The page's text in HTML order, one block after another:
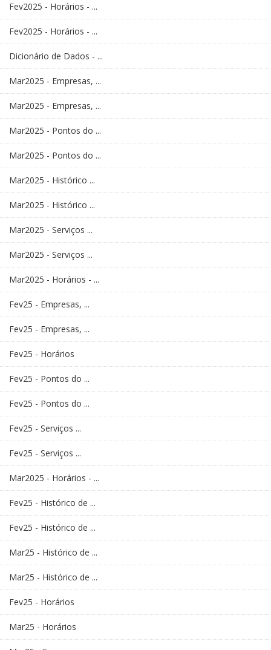
Fev2025 - Horários - ...
Fev2025 - Horários - ...
Dicionário de Dados - ...
Mar2025 - Empresas, ...
Mar2025 - Empresas, ...
Mar2025 - Pontos do ...
Mar2025 - Pontos do ...
Mar2025 - Histórico ...
Mar2025 - Histórico ...
Mar2025 - Serviços ...
Mar2025 - Serviços ...
Mar2025 - Horários - ...
Fev25 - Empresas, ...
Fev25 - Empresas, ...
Fev25 - Horários
Fev25 - Pontos do ...
Fev25 - Pontos do ...
Fev25 - Serviços ...
Fev25 - Serviços ...
Mar2025 - Horários - ...
Fev25 - Histórico de ...
Fev25 - Histórico de ...
Mar25 - Histórico de ...
Mar25 - Histórico de ...
Fev25 - Horários
Mar25 - Horários